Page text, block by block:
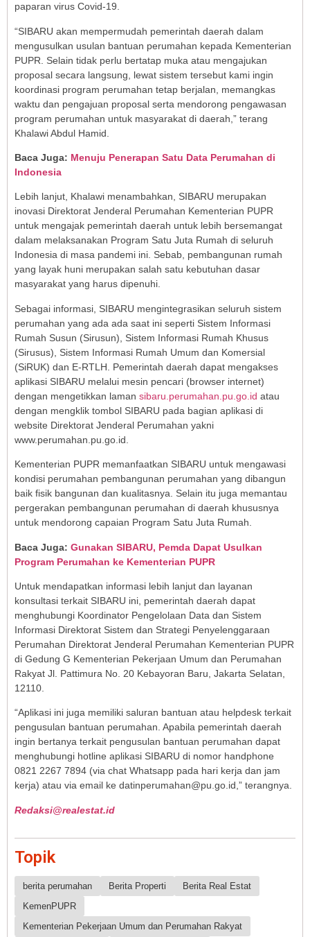
paparan virus Covid-19.
“SIBARU akan mempermudah pemerintah daerah dalam
mengusulkan usulan bantuan perumahan kepada Kementerian
PUPR. Selain tidak perlu bertatap muka atau mengajukan
proposal secara langsung, lewat sistem tersebut kami ingin
koordinasi program perumahan tetap berjalan, memangkas
waktu dan pengajuan proposal serta mendorong pengawasan
program perumahan untuk masyarakat di daerah,” terang
Khalawi Abdul Hamid.
Baca Juga: Menuju Penerapan Satu Data Perumahan di
Indonesia
Lebih lanjut, Khalawi menambahkan, SIBARU merupakan
inovasi Direktorat Jenderal Perumahan Kementerian PUPR
untuk mengajak pemerintah daerah untuk lebih bersemangat
dalam melaksanakan Program Satu Juta Rumah di seluruh
Indonesia di masa pandemi ini. Sebab, pembangunan rumah
yang layak huni merupakan salah satu kebutuhan dasar
masyarakat yang harus dipenuhi.
Sebagai informasi, SIBARU mengintegrasikan seluruh sistem
perumahan yang ada ada saat ini seperti Sistem Informasi
Rumah Susun (Sirusun), Sistem Informasi Rumah Khusus
(Sirusus), Sistem Informasi Rumah Umum dan Komersial
(SiRUK) dan E-RTLH. Pemerintah daerah dapat mengakses
aplikasi SIBARU melalui mesin pencari (browser internet)
dengan mengetikkan laman sibaru.perumahan.pu.go.id atau
dengan mengklik tombol SIBARU pada bagian aplikasi di
website Direktorat Jenderal Perumahan yakni
www.perumahan.pu.go.id.
Kementerian PUPR memanfaatkan SIBARU untuk mengawasi
kondisi perumahan pembangunan perumahan yang dibangun
baik fisik bangunan dan kualitasnya. Selain itu juga memantau
pergerakan pembangunan perumahan di daerah khususnya
untuk mendorong capaian Program Satu Juta Rumah.
Baca Juga: Gunakan SIBARU, Pemda Dapat Usulkan
Program Perumahan ke Kementerian PUPR
Untuk mendapatkan informasi lebih lanjut dan layanan
konsultasi terkait SIBARU ini, pemerintah daerah dapat
menghubungi Koordinator Pengelolaan Data dan Sistem
Informasi Direktorat Sistem dan Strategi Penyelenggaraan
Perumahan Direktorat Jenderal Perumahan Kementerian PUPR
di Gedung G Kementerian Pekerjaan Umum dan Perumahan
Rakyat Jl. Pattimura No. 20 Kebayoran Baru, Jakarta Selatan,
12110.
“Aplikasi ini juga memiliki saluran bantuan atau helpdesk terkait
pengusulan bantuan perumahan. Apabila pemerintah daerah
ingin bertanya terkait pengusulan bantuan perumahan dapat
menghubungi hotline aplikasi SIBARU di nomor handphone
0821 2267 7894 (via chat Whatsapp pada hari kerja dan jam
kerja) atau via email ke datinperumahan@pu.go.id,” terangnya.
Redaksi@realestat.id
Topik
berita perumahan Berita Properti
Berita Real Estat
KemenPUPR
Kementerian Pekerjaan Umum dan Perumahan Rakyat